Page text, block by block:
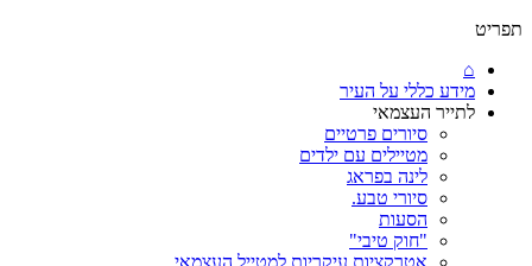
תפריט
⌂
מידע כללי על העיר
לתייר העצמאי
סיורים פרטיים
מטיילים עם ילדים
לינה בפראג
סיורי טבע.
הסעות
"חוק טיבי"
אטרקציות עיקריות למטייל העצמאי